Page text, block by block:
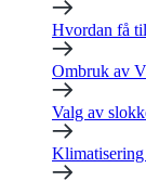
Hvordan få
Ombruk av
Valg av